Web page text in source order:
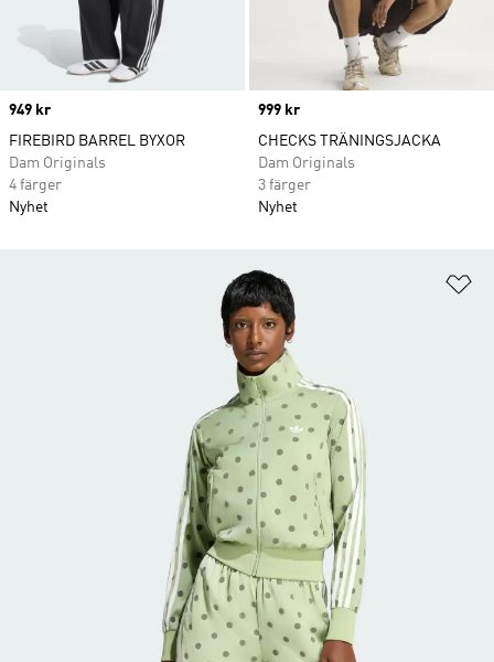
Price
949 kr
FIREBIRD BARREL BYXOR
Dam Originals
4 färger
Nyhet
Price
999 kr
CHECKS TRÄNINGSJACKA
Dam Originals
3 färger
Nyhet